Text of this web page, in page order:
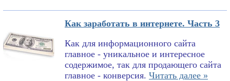
Как заработать в интернете. Часть 3
Как для информационного сайта
главное - уникальное и интересное
содержимое, так для продающего сайта
главное - конверсия. Читать далее »